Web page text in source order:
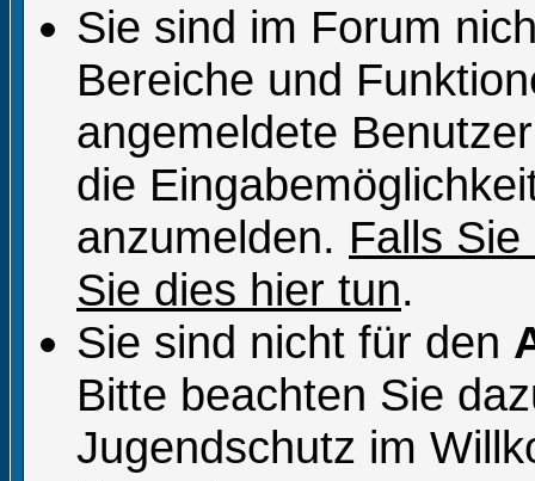
Sie sind im Forum
Bereiche und
angemeldete
die
anzumelden. Falls
Sie dies hier tun.
Sie sind nicht für den
Bitte beachten Sie
Jugendschutz im